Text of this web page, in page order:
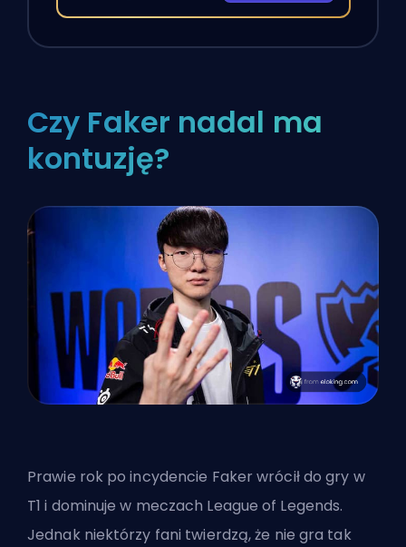
Czy Faker nadal ma
kontuzję?
Prawie rok po incydencie Faker wrócił do gry w
T1 i dominuje w meczach League of Legends.
Jednak niektórzy fani twierdzą, że nie gra tak